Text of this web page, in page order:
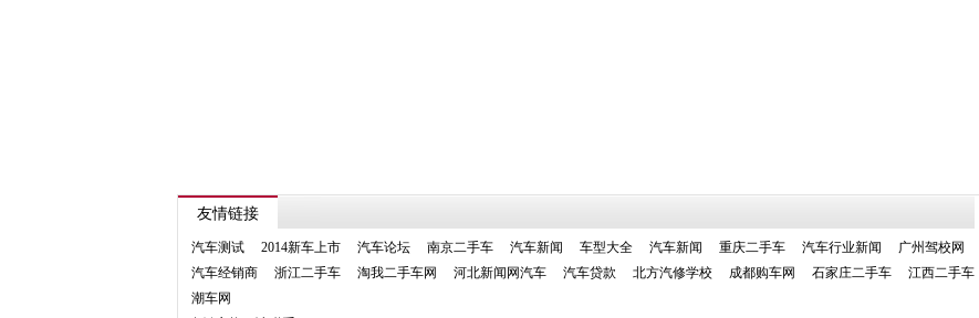
友情链接
汽车测试 2014新车上市 汽车论坛 南京二手车 汽车新闻 车型大全 汽车新闻 重庆二手车 汽车行业新闻 广州驾校网
汽车经销商
浙江二手车 淘我二手车网 河北新闻网汽车 汽车贷款 北方汽修学校 成都购车网 石家庄二手车 江西二手车
潮车网